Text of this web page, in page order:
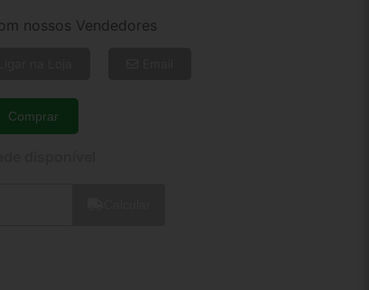
nossos Vendedores
Quantidade
Comprar